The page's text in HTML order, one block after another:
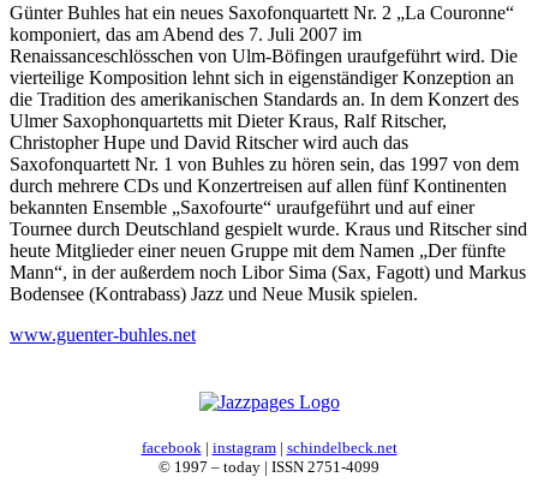
Günter Buhles hat ein neues Saxofonquartett Nr. 2 „La Couronne“
komponiert, das am Abend des 7. Juli 2007 im
Renaissanceschlösschen von Ulm-Böfingen uraufgeführt wird. Die
vierteilige Komposition lehnt sich in eigenständiger Konzeption an
die Tradition des amerikanischen Standards an. In dem Konzert des
Ulmer Saxophonquartetts mit Dieter Kraus, Ralf Ritscher,
Christopher Hupe und David Ritscher wird auch das
Saxofonquartett Nr. 1 von Buhles zu hören sein, das 1997 von dem
durch mehrere CDs und Konzertreisen auf allen fünf Kontinenten
bekannten Ensemble „Saxofourte“ uraufgeführt und auf einer
Tournee durch Deutschland gespielt wurde. Kraus und Ritscher sind
heute Mitglieder einer neuen Gruppe mit dem Namen „Der fünfte
Mann“, in der außerdem noch Libor Sima (Sax, Fagott) und Markus
Bodensee (Kontrabass) Jazz und Neue Musik spielen.
www.guenter-buhles.net
facebook | instagram| schindelbeck.net
© 1997 – today | ISSN 2751-4099